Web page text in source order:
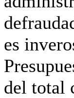
es
del total